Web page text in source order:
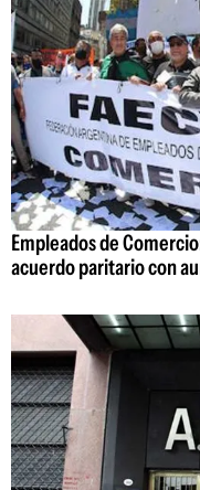
Empleados de
acuerdo paritario con